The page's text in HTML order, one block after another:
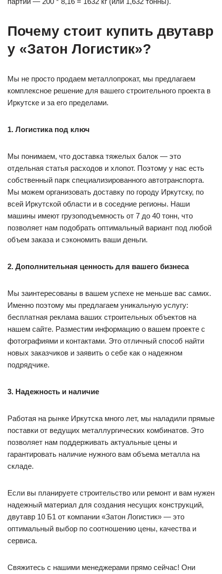
Почему стоит купить двутавр
у «Затон Логистик»?
Мы не просто продаем металлопрокат, мы предлагаем
комплексное решение для вашего строительного проекта в
Иркутске и за его пределами.
1. Логистика под ключ
Мы понимаем, что доставка тяжелых балок — это
отдельная статья расходов и хлопот. Поэтому у нас есть
собственный парк специализированного автотранспорта.
Мы можем организовать доставку по городу Иркутску, по
всей Иркутской области и в соседние регионы. Наши
машины имеют грузоподъемность от 7 до 40 тонн, что
позволяет нам подобрать оптимальный вариант под любой
объем заказа и сэкономить ваши деньги.
2. Дополнительная ценность для вашего бизнеса
Мы заинтересованы в вашем успехе не меньше вас самих.
Именно поэтому мы предлагаем уникальную услугу:
бесплатная реклама ваших строительных объектов на
нашем сайте. Разместим информацию о вашем проекте с
фотографиями и контактами. Это отличный способ найти
новых заказчиков и заявить о себе как о надежном
подрядчике.
3. Надежность и наличие
Работая на рынке Иркутска много лет, мы наладили прямые
поставки от ведущих металлургических комбинатов. Это
позволяет нам поддерживать актуальные цены и
гарантировать наличие нужного вам объема металла на
складе.
Если вы планируете строительство или ремонт и вам нужен
надежный материал для создания несущих конструкций,
двутавр 10 Б1 от компании «Затон Логистик» — это
оптимальный выбор по соотношению цены, качества и
сервиса.
Свяжитесь с нашими менеджерами прямо сейчас! Они